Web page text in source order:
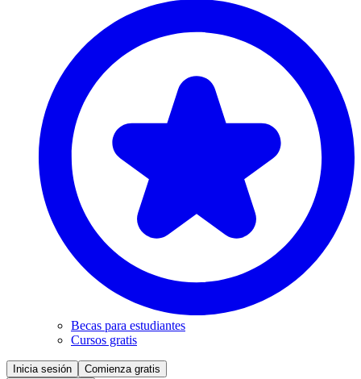
Becas para estudiantes
Cursos gratis
Inicia sesión
Comienza gratis